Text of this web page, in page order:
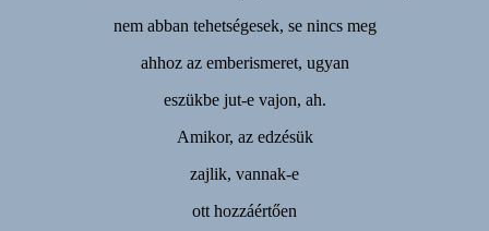
nem abban tehetségesek, se nincs meg
ahhoz az emberismeret, ugyan
eszükbe jut-e vajon, ah.
Amikor, az edzésük
zajlik, vannak-e
ott hozzáértően